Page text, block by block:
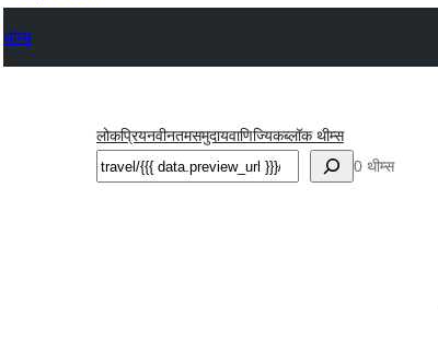
थीम्स
लोकप्रियनवीनतमसमुदायवाणिज्यिकब्लॉक थीम्स
शोधा 0 थीम्स